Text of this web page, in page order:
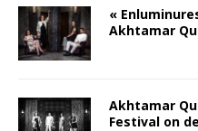
«
Akhtamar
Akhtamar
Festival on